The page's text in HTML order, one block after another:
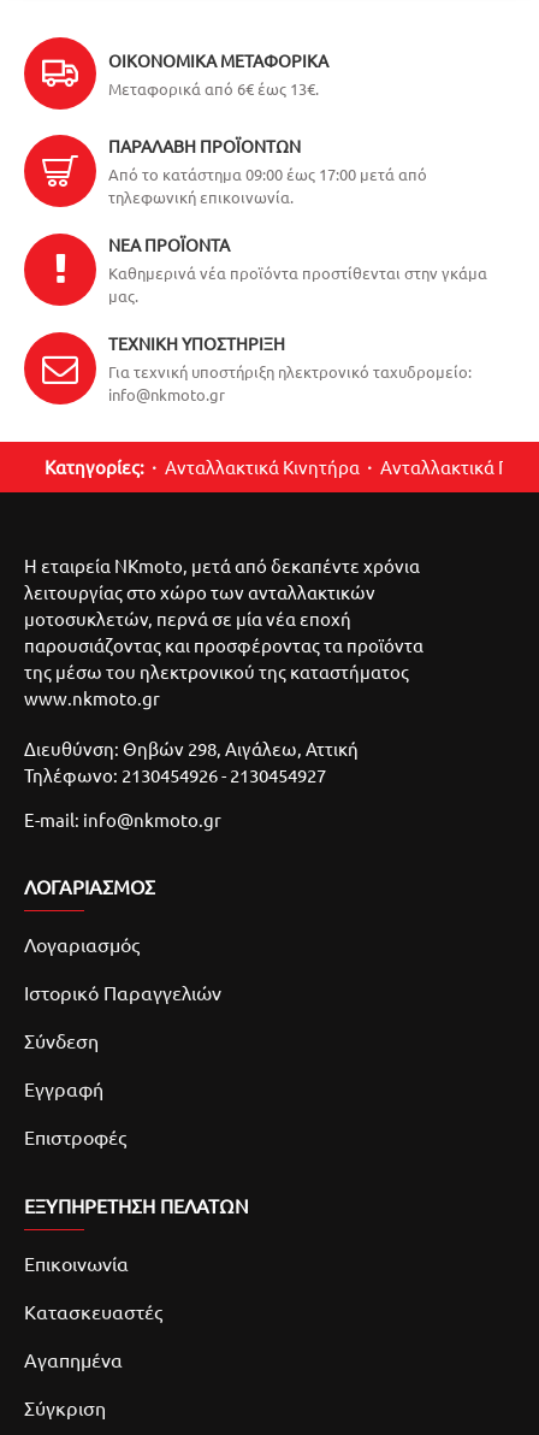
ΟΙΚΟΝΟΜΙΚΆ ΜΕΤΑΦΟΡΙΚΆ
Μεταφορικά από 6€ έως 13€.
ΠΑΡΑΛΑΒΉ ΠΡΟΪΌΝΤΩΝ
Από το κατάστημα 09:00 έως 17:00 μετά από
τηλεφωνική επικοινωνία.
ΝΈΑ ΠΡΟΪΌΝΤΑ
Καθημερινά νέα προϊόντα προστίθενται στην γκάμα
μας.
ΤΕΧΝΙΚΉ ΥΠΟΣΤΉΡΙΞΗ
Για τεχνική υποστήριξη ηλεκτρονικό ταχυδρομείο:
info@nkmoto.gr
Κατηγορίες: Ανταλλακτικά Κινητήρα Ανταλλακτικά
Η εταιρεία NKmoto, μετά από δεκαπέντε χρόνια
λειτουργίας στο χώρο των ανταλλακτικών
μοτοσυκλετών, περνά σε μία νέα εποχή
παρουσιάζοντας και προσφέροντας τα προϊόντα
της μέσω του ηλεκτρονικού της καταστήματος
www.nkmoto.gr
Διευθύνση: Θηβών 298, Αιγάλεω, Αττική
Τηλέφωνο: 2130454926 - 2130454927
E-mail: info@nkmoto.gr
ΛΟΓΑΡΙΑΣΜΌΣ
Λογαριασμός
Ιστορικό Παραγγελιών
Σύνδεση
Εγγραφή
Επιστροφές
ΕΞΥΠΗΡΕΤΗΣΗ ΠΕΛΑΤΩΝ
Επικοινωνία
Κατασκευαστές
Αγαπημένα
Σύγκριση